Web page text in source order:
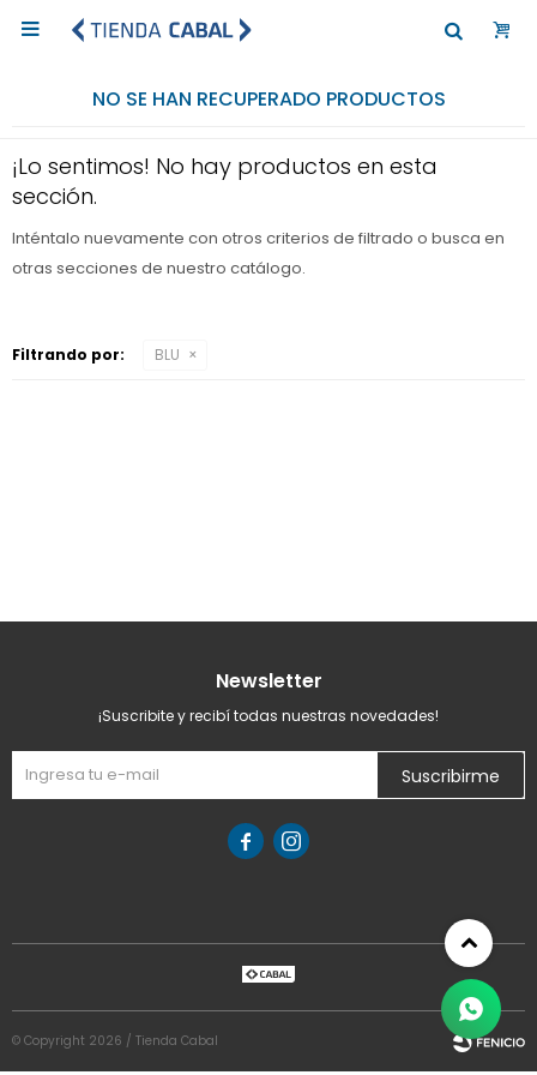

NO SE HAN RECUPERADO PRODUCTOS
¡Lo sentimos! No hay productos en esta
sección.
Inténtalo nuevamente con otros criterios de filtrado o busca en
otras secciones de nuestro catálogo.
Filtrando por: BLU
Newsletter
¡Suscribite y recibí todas nuestras novedades!
Suscribirme
 
© Copyright 2026 / Tienda Cabal